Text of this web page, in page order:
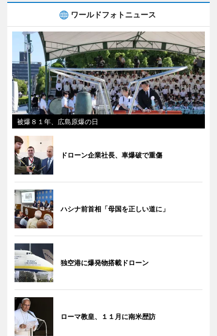
ワールドフォトニュース
被爆８１年、広島原爆の日
ドローン企業社長、車爆破で重傷
ハシナ前首相「母国を正しい道に」
独空港に爆発物搭載ドローン
ローマ教皇、１１月に南米歴訪